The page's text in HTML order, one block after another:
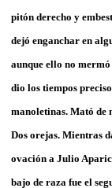
pitón derecho y
dejó enganchar en
aunque ello no
dio los tiempos
manoletinas. Mató de
Dos orejas. Mientras
ovación a Julio
bajo de raza fue el